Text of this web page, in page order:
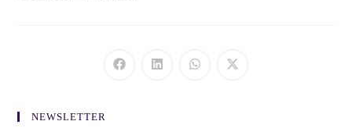
NEWSLETTER